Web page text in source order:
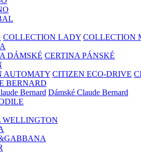
COLLECTION LADY COLLECTION
DÁMSKÉ CERTINA PÁNSKÉ
AUTOMATY CITIZEN ECO-DRIVE
BERNARD
Bernard Dámské Claude Bernard
WELLINGTON